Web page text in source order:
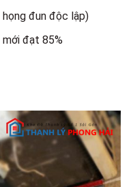
họng đun độc lập)
mới đạt 85%